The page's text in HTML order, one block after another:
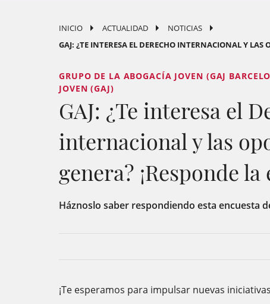
INICIO ACTUALIDAD
NOTICIAS
GAJ: ¿TE INTERESA EL DERECHO INTERNACIONAL Y LAS
GRUPO DE LA ABOGACÍA JOVEN (GAJ
JOVEN (GAJ)
GAJ: ¿Te interesa el
internacional y las
genera? ¡Responde la
Háznoslo saber respondiendo esta encuesta
¡Te esperamos para impulsar nuevas